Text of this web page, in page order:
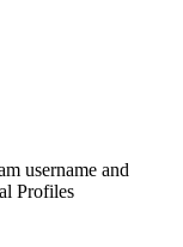
username and
Profiles